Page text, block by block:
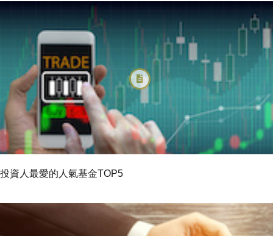
投資人最愛的人氣基金TOP5